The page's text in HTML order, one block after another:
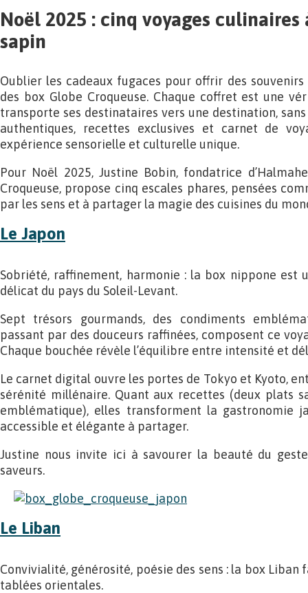
Noël 2025 : cinq voyages culinaires
sapin
Oublier les cadeaux fugaces pour offrir des
des box Globe Croqueuse. Chaque coffret est une
transporte ses destinataires vers une destination,
authentiques, recettes exclusives et carnet de
expérience sensorielle et culturelle unique.
Pour Noël 2025, Justine Bobin, fondatrice
Croqueuse, propose cinq escales phares, pensées
par les sens et à partager la magie des cuisines du
Le Japon
Sobriété, raffinement, harmonie : la box nippone est
délicat du pays du Soleil-Levant.
Sept trésors gourmands, des condiments
passant par des douceurs raffinées, composent ce
Chaque bouchée révèle l’équilibre entre intensité et
Le carnet digital ouvre les portes de Tokyo et Kyoto,
sérénité millénaire. Quant aux recettes (deux plats
emblématique), elles transforment la gastronomie
accessible et élégante à partager.
Justine nous invite ici à savourer la beauté du
saveurs.
Le Liban
Convivialité, générosité, poésie des sens : la box Liban
tablées orientales.